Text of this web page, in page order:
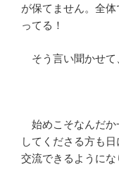
が保てません。全
ってる！
そう言い聞かせて
始めこそなんだか
してくださる方も日
交流できるようにな